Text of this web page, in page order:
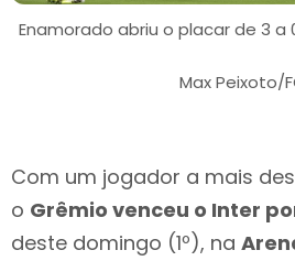
Enamorado abriu o placar de 3 a
Max Peixoto/
Com um jogador a mais
o Grêmio venceu o Inter
deste domingo (1º), na